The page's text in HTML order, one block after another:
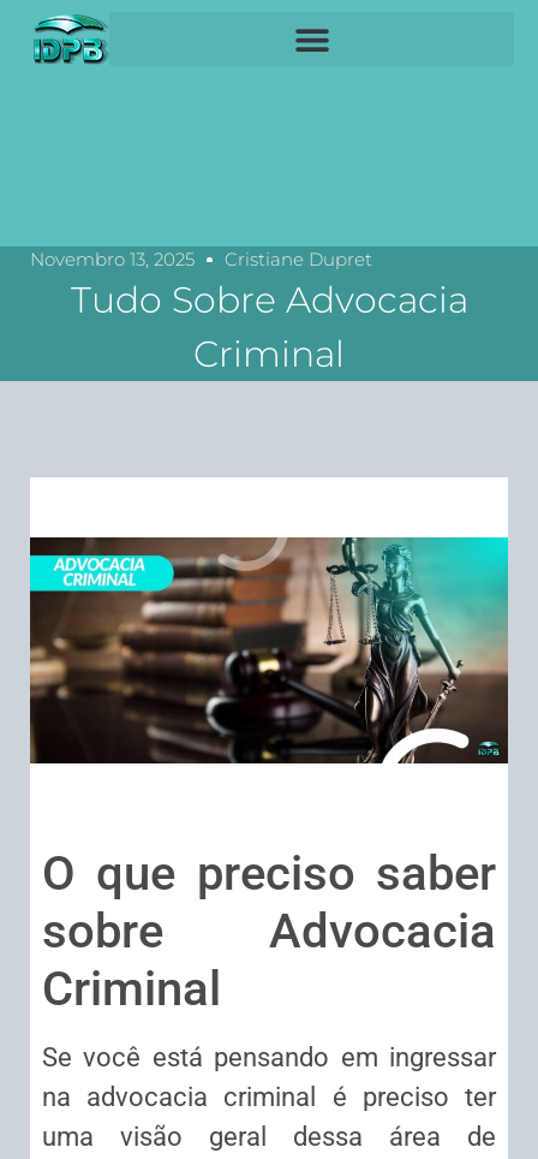
Novembro 13, 2025 Cristiane Dupret
Tudo Sobre Advocacia
Criminal
O que preciso saber
sobre Advocacia
Criminal
Se você está pensando em ingressar
na advocacia criminal é preciso ter
uma visão geral dessa área de